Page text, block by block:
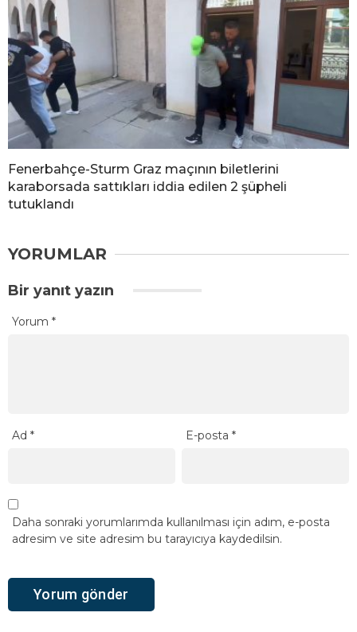
Fenerbahçe-Sturm Graz maçının biletlerini
karaborsada sattıkları iddia edilen 2 şüpheli
tutuklandı
YORUMLAR
Bir yanıt yazın
Yorum *
Ad * E-posta*
Daha sonraki yorumlarımda kullanılması için adım, e-posta
adresim ve site adresim bu tarayıcıya kaydedilsin.